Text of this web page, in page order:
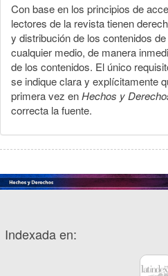
Con base en los principios de
lectores de la revista tienen
y distribución de los contenidos de
cualquier medio, de manera
de los contenidos. El único
se indique clara y explícitamente
primera vez enHechos y
correcta la fuente.
Indexada en: